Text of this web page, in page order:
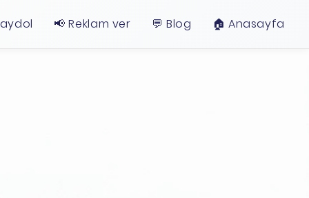
📢 Reklam ver 💬 Blog 🏠︎ Anasayfa